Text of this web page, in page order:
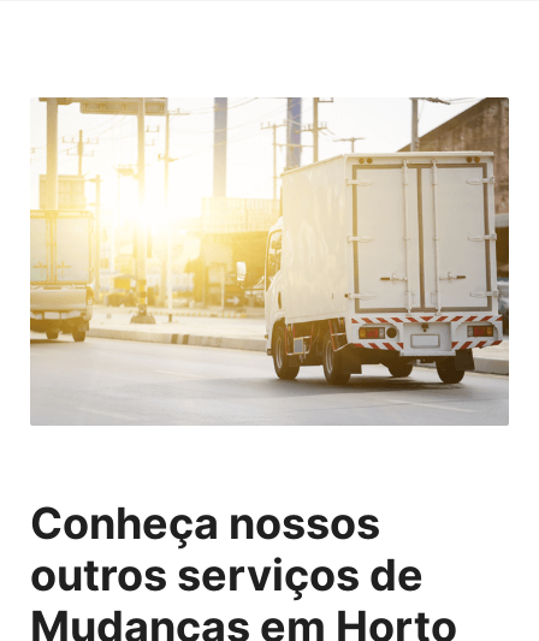
Conheça nossos
outros serviços de
Mudanças em Horto